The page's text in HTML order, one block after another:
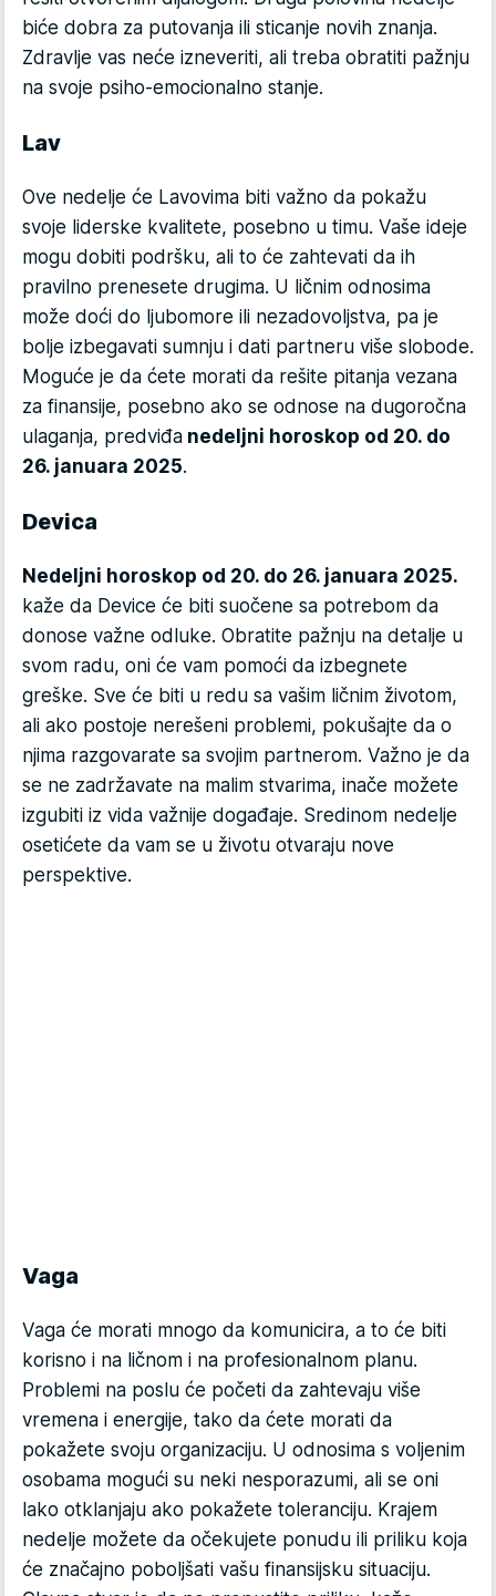
biće dobra za putovanja ili sticanje novih znanja.
Zdravlje vas neće izneveriti, ali treba obratiti pažnju
na svoje psiho-emocionalno stanje.
Lav
Ove nedelje će Lavovima biti važno da pokažu
svoje liderske kvalitete, posebno u timu. Vaše ideje
mogu dobiti podršku, ali to će zahtevati da ih
pravilno prenesete drugima. U ličnim odnosima
može doći do ljubomore ili nezadovoljstva, pa je
bolje izbegavati sumnju i dati partneru više slobode.
Moguće je da ćete morati da rešite pitanja vezana
za finansije, posebno ako se odnose na dugoročna
ulaganja, predviđa nedeljni horoskop od 20. do
26. januara 2025.
Devica
Nedeljni horoskop od 20. do 26. januara 2025.
kaže da Device će biti suočene sa potrebom da
donose važne odluke. Obratite pažnju na detalje u
svom radu, oni će vam pomoći da izbegnete
greške. Sve će biti u redu sa vašim ličnim životom,
ali ako postoje nerešeni problemi, pokušajte da o
njima razgovarate sa svojim partnerom. Važno je da
se ne zadržavate na malim stvarima, inače možete
izgubiti iz vida važnije događaje. Sredinom nedelje
osetićete da vam se u životu otvaraju nove
perspektive.
Vaga
Vaga će morati mnogo da komunicira, a to će biti
korisno i na ličnom i na profesionalnom planu.
Problemi na poslu će početi da zahtevaju više
vremena i energije, tako da ćete morati da
pokažete svoju organizaciju. U odnosima s voljenim
osobama mogući su neki nesporazumi, ali se oni
lako otklanjaju ako pokažete toleranciju. Krajem
nedelje možete da očekujete ponudu ili priliku koja
će značajno poboljšati vašu finansijsku situaciju.